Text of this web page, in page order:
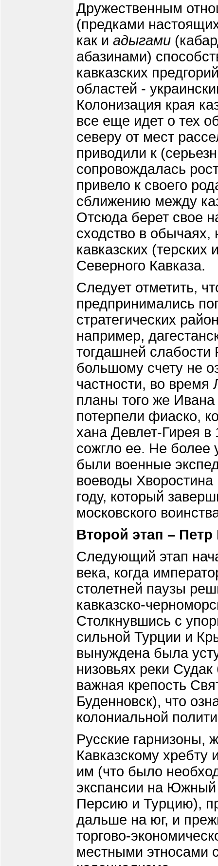
Дружественным
(предками
как и адыгами
абазинами)
кавказских
областей -
Колонизация края
все еще идет о тех
северу от мест
приводили к
сопровождалась
привело к своего
сближению между
Отсюда берет свое
сходство в обычаях,
кавказских (терских
Северного Кавказа.
Следует отметить,
предпринимались
стратегических
например,
тогдашней слабости
большому счету не
частности, во
планы того же
потерпели фиаско,
хана Девлет-Гирея
сожгло ее. Не более
были военные
воеводы Хворостина
году, который
московского
Второй этап – Петр
Следующий этап
века, когда
столетней паузы
кавказско-
Столкнувшись с
сильной Турции и
вынуждена была
низовьях реки
важная крепость
Буденновск), что
колониальной
Русские гарнизоны,
Кавказскому
им (что было
экспансии на
Персию и Турцию),
дальше на юг, и
торгово-
местными этносами